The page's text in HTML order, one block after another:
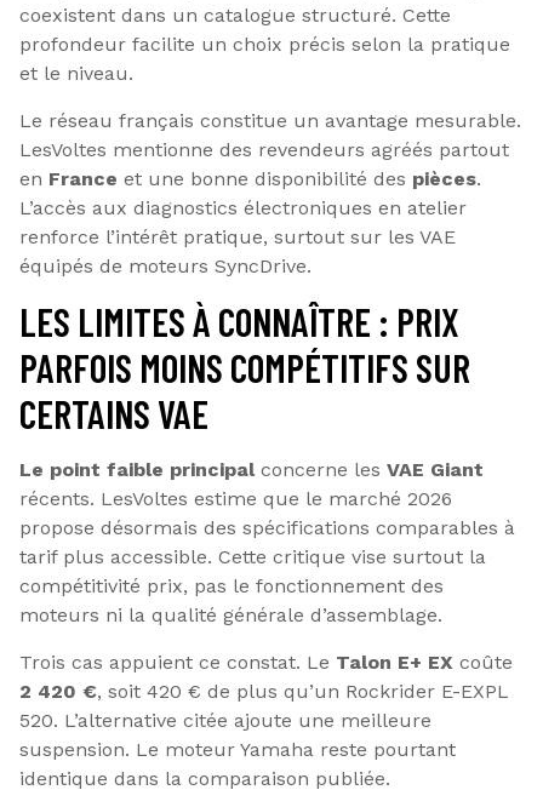
coexistent dans un catalogue structuré. Cette
profondeur facilite un choix précis selon la pratique
et le niveau.
Le réseau français constitue un avantage mesurable.
LesVoltes mentionne des revendeurs agréés partout
en France et une bonne disponibilité des pièces.
L’accès aux diagnostics électroniques en atelier
renforce l’intérêt pratique, surtout sur les VAE
équipés de moteurs SyncDrive.
LES LIMITES À CONNAÎTRE : PRIX
PARFOIS MOINS COMPÉTITIFS SUR
CERTAINS VAE
Le point faible principalconcerne les VAE Giant
récents. LesVoltes estime que le marché 2026
propose désormais des spécifications comparables à
tarif plus accessible. Cette critique vise surtout la
compétitivité prix, pas le fonctionnement des
moteurs ni la qualité générale d’assemblage.
Trois cas appuient ce constat. Le Talon E+ EX coûte
2 420 €, soit 420 € de plus qu’un Rockrider E-EXPL
520. L’alternative citée ajoute une meilleure
suspension. Le moteur Yamaha reste pourtant
identique dans la comparaison publiée.